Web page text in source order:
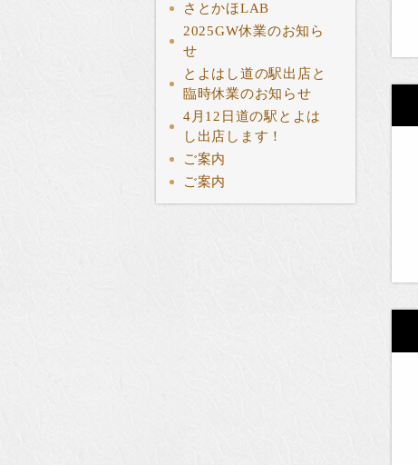
さとかほLAB
2025GW休業のお知ら
せ
とよはし道の駅出店と
臨時休業のお知らせ
4月12日道の駅とよは
し出店します！
ご案内
ご案内